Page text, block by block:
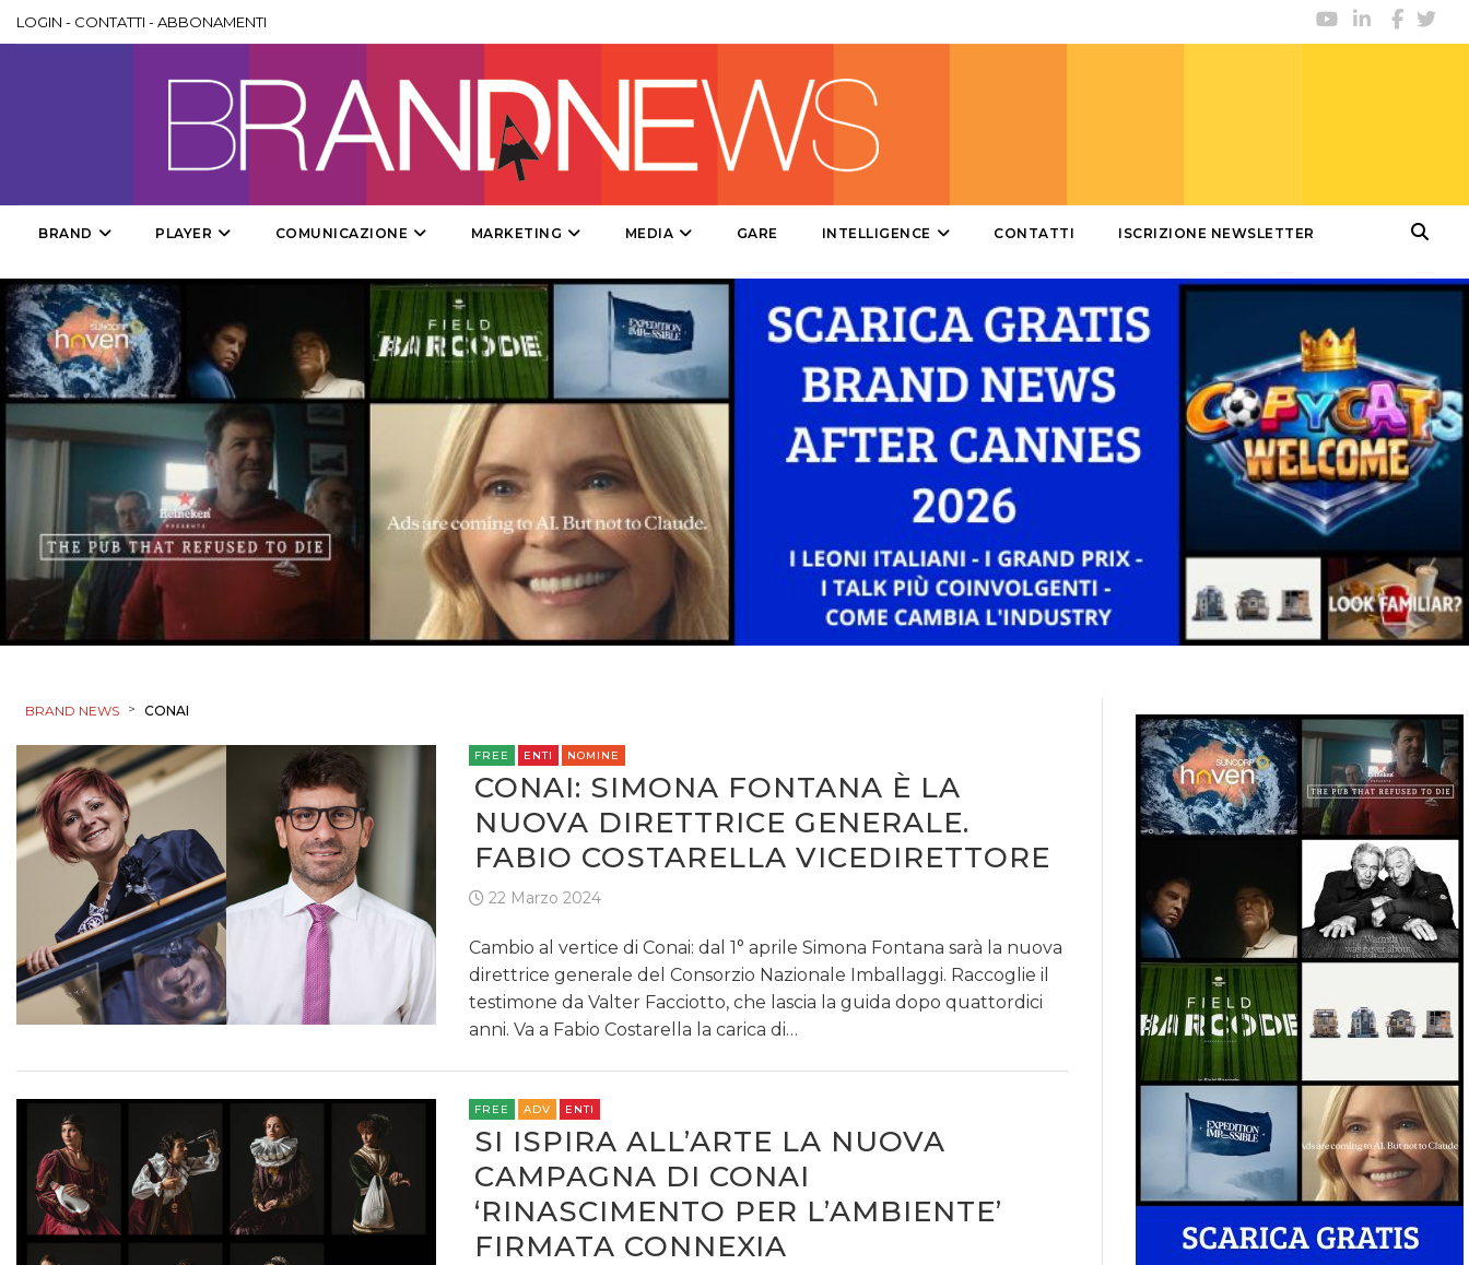
DATI
RICERCHE
PREVISIONI/SCENARI
NORMATIVE
CASE HISTORY
OPINIONI
LOGIN - CONTATTI -ABBONAMENTI
BRAND PLAYER COMUNICAZIONE MARKETING MEDIA GARE INTELLIGENCE CONTATTI ISCRIZIONE NEWSLETTER
BRAND NEWS > CONAI
FREE ENTI NOMINE
CONAI: SIMONA FONTANA È LA
NUOVA DIRETTRICE GENERALE.
FABIO COSTARELLA VICEDIRETTORE
22 Marzo 2024
Cambio al vertice di Conai: dal 1° aprile Simona Fontana sarà la nuova
direttrice generale del Consorzio Nazionale Imballaggi. Raccoglie il
testimone da Valter Facciotto, che lascia la guida dopo quattordici
anni. Va a Fabio Costarella la carica di…
FREE ADV ENTI
SI ISPIRA ALL’ARTE LA NUOVA
CAMPAGNA DI CONAI
‘RINASCIMENTO PER L’AMBIENTE’
FIRMATA CONNEXIA